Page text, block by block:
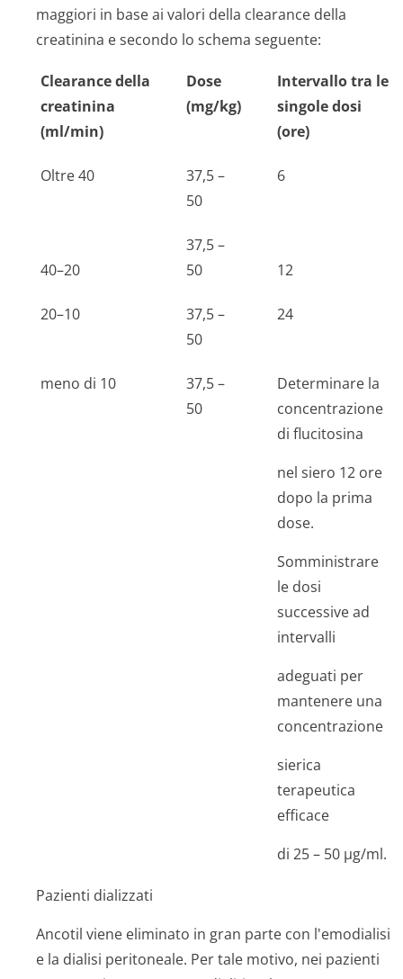
maggiori in base ai valori della clearance della
creatinina e secondo lo schema seguente:
Clearance della
creatinina
(ml/min)
Dose
(mg/kg)
Intervallo tra le
singole dosi
(ore)
Oltre 40
37,5 –
50
6
40–20
37,5 –
50
12
20–10
37,5 –
50
24
meno di 10
37,5 –
50
Determinare la
concentrazione
di flucitosina
nel siero 12 ore
dopo la prima
dose.
Somministrare
le dosi
successive ad
intervalli
adeguati per
mantenere una
concentrazione
sierica
terapeutica
efficace
di 25 – 50 µg/ml.
Pazienti dializzati
Ancotil viene eliminato in gran parte con l'emodialisi
e la dialisi peritoneale. Per tale motivo, nei pazienti